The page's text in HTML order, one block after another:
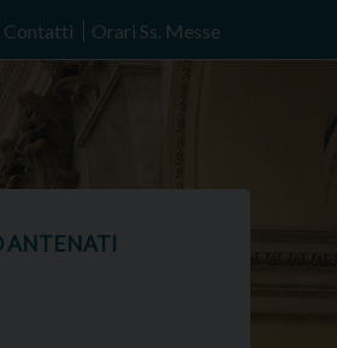
Contatti Orari Ss. Messe
ANTENATI